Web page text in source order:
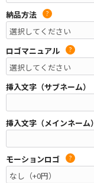
納品方法 ?
ロゴマニュアル ?
挿入文字（サブネーム）
挿入文字（メインネーム）
モーションロゴ ?